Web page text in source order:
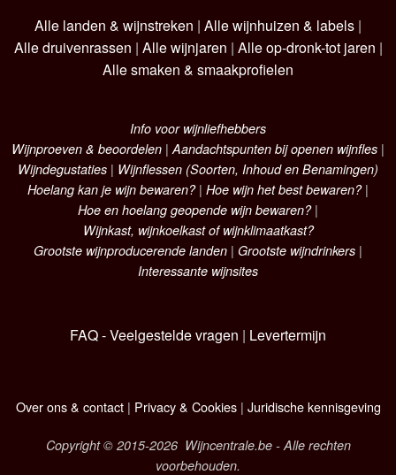
Alle landen & wijnstreken | Alle wijnhuizen & labels |
Alle druivenrassen | Alle wijnjaren | Alle op-dronk-tot jaren |
Alle smaken & smaakprofielen
Info voor wijnliefhebbers
Wijnproeven & beoordelen | Aandachtspunten bij openen wijnfles |
Wijndegustaties | Wijnflessen (Soorten, Inhoud en Benamingen)
Hoelang kan je wijn bewaren?| Hoe wijn het best bewaren?|
Hoe en hoelang geopende wijn bewaren?|
Wijnkast, wijnkoelkast of wijnklimaatkast?
Grootste wijnproducerende landen | Grootste wijndrinkers |
Interessante wijnsites
FAQ - Veelgestelde vragen | Levertermijn
Over ons & contact| Privacy & Cookies| Juridische kennisgeving
Copyright © 2015-2026 Wijncentrale.be - Alle rechten
voorbehouden.